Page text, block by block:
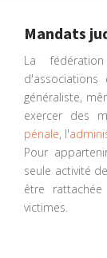
Mandats
La
généraliste,
exercer des
pénale, l'
Pour
seule activité
être
victimes.